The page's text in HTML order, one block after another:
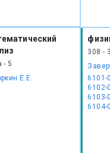
- 5
Е.Е.
308 - 3
6101-
6102-
6103-
6104-